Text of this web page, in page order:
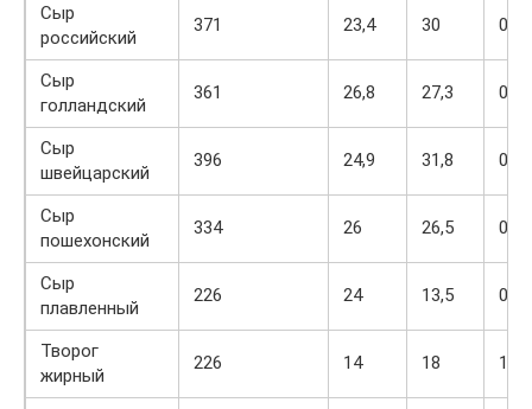
Сыр
российский
371 23,4 30 0
Сыр
голландский
361 26,8 27,3 0
Сыр
швейцарский
396 24,9 31,8 0
Сыр
пошехонский
334 26 26,5 0
Сыр
плавленный
226 24 13,5 0
Творог
жирный
226 14 18 1,3